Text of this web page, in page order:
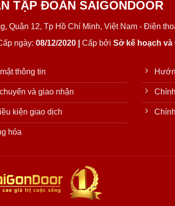
TẬP ĐOÀN SAIGONDOOR
Quận 12, Tp Hồ Chí Minh, Việt Nam - Điện
ngày: 08/12/2020 | Cấp bởi Sở kế hoạch
thông tin
và giao nhận
kiện giao dịch
hóa